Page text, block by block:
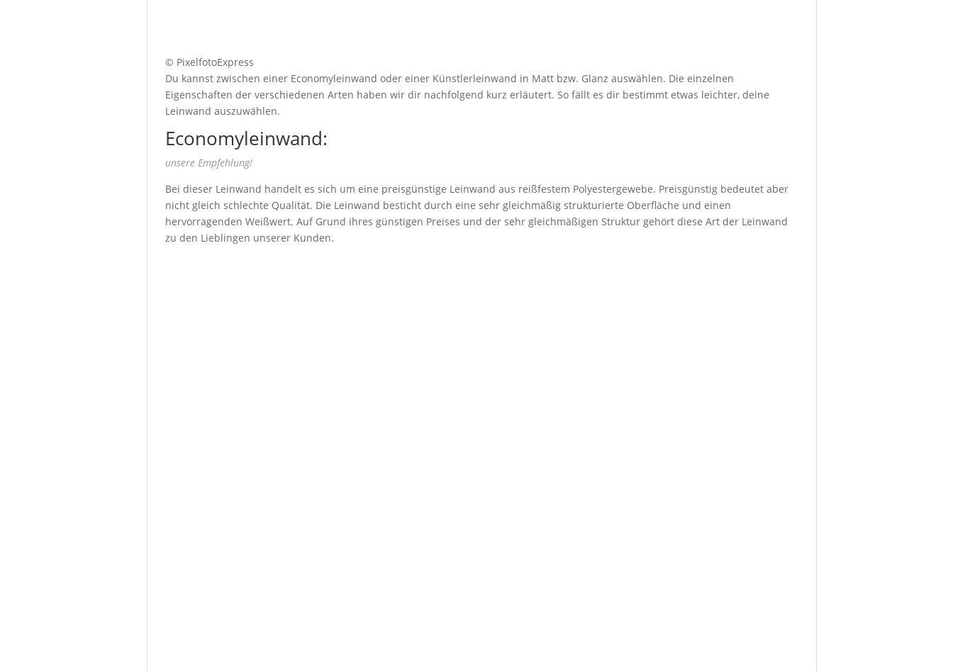
© PixelfotoExpress
Du kannst zwischen einer Economyleinwand oder einer Künstlerleinwand in Matt bzw. Glanz auswählen. Die einzelnen
Eigenschaften der verschiedenen Arten haben wir dir nachfolgend kurz erläutert. So fällt es dir bestimmt etwas leichter, deine
Leinwand auszuwählen.
Economyleinwand:
unsere Empfehlung!
Bei dieser Leinwand handelt es sich um eine preisgünstige Leinwand aus reißfestem Polyestergewebe. Preisgünstig bedeutet aber
nicht gleich schlechte Qualität. Die Leinwand besticht durch eine sehr gleichmäßig strukturierte Oberfläche und einen
hervorragenden Weißwert. Auf Grund ihres günstigen Preises und der sehr gleichmäßigen Struktur gehört diese Art der Leinwand
zu den Lieblingen unserer Kunden.